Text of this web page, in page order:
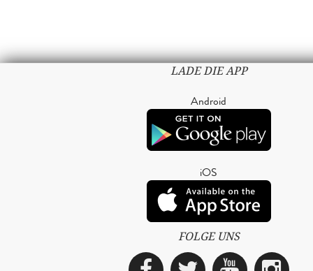
LADE DIE APP
Android
iOS
FOLGE UNS